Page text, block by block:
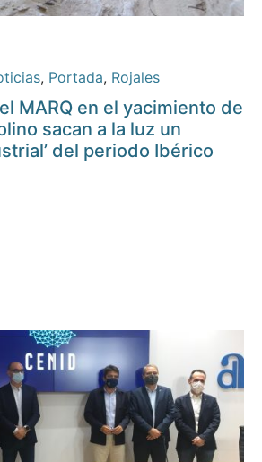
, Portada, Rojales
MARQ en el yacimiento de
sacan a la luz un
del periodo Ibérico